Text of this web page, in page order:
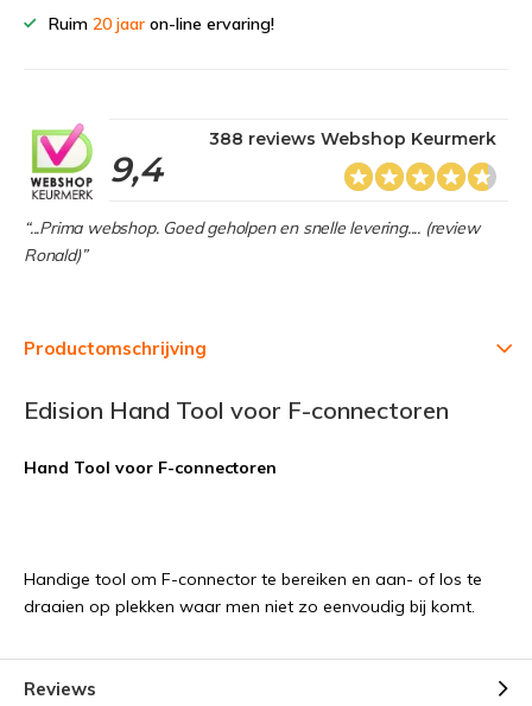
Ruim 20 jaar on-line ervaring!
9,4
388 reviews Webshop Keurmerk
“...Prima webshop. Goed geholpen en snelle levering.... (review
Ronald)”
Productomschrijving
Edision Hand Tool voor F-connectoren
Hand Tool voor F-connectoren
Handige tool om F-connector te bereiken en aan- of los te
draaien op plekken waar men niet zo eenvoudig bij komt.
Reviews